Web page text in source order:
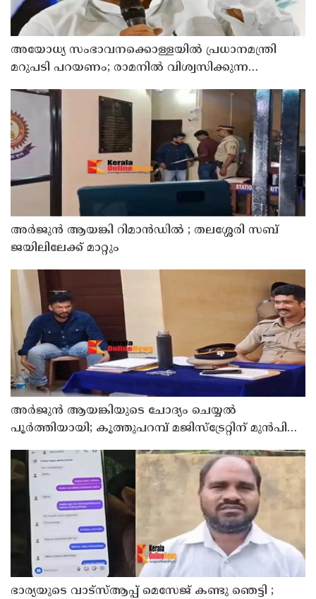
അയോധ്യ സംഭാവനക്കൊള്ളയില്‍ പ്രധാനമന്ത്രി
മറുപടി പറയണം; രാമനില്‍ വിശ്വസിക്കുന്ന
അര്‍ജുന്‍ ആയങ്കി റിമാന്‍ഡില്‍ ; തലശ്ശേരി സബ്
ജയിലിലേക്ക് മാറ്റും
അര്‍ജുന്‍ ആയങ്കിയുടെ ചോദ്യം ചെയ്യല്‍
പൂര്‍ത്തിയായി; കൂത്തുപറമ്പ് മജിസ്ട്രേറ്റിന് മുൻപില്‍
ഭാര്യയുടെ വാട്സ്ആപ്പ് മെസേജ് കണ്ടു ഞെട്ടി ;